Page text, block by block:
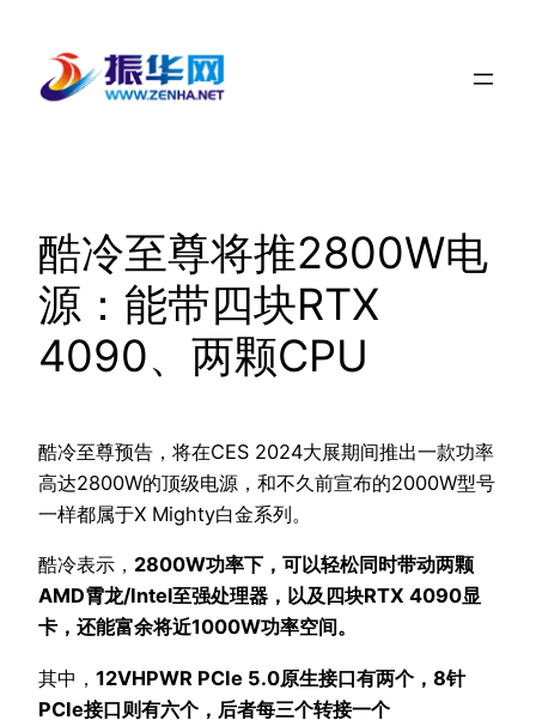
酷冷至尊将推2800W电
源：能带四块RTX
4090、两颗CPU
酷冷至尊预告，将在CES 2024大展期间推出一款功率
高达2800W的顶级电源，和不久前宣布的2000W型号
一样都属于X Mighty白金系列。
酷冷表示， 2800W功率下，可以轻松同时带动两颗
AMD霄龙/Intel至强处理器，以及四块RTX 4090显
卡，还能富余将近1000W功率空间。
其中， 12VHPWR PCIe 5.0原生接口有两个，8针
PCIe接口则有六个，后者每三个转接一个